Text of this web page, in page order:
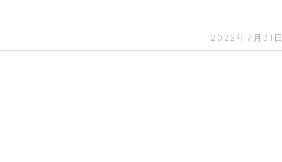
2022年7月31日